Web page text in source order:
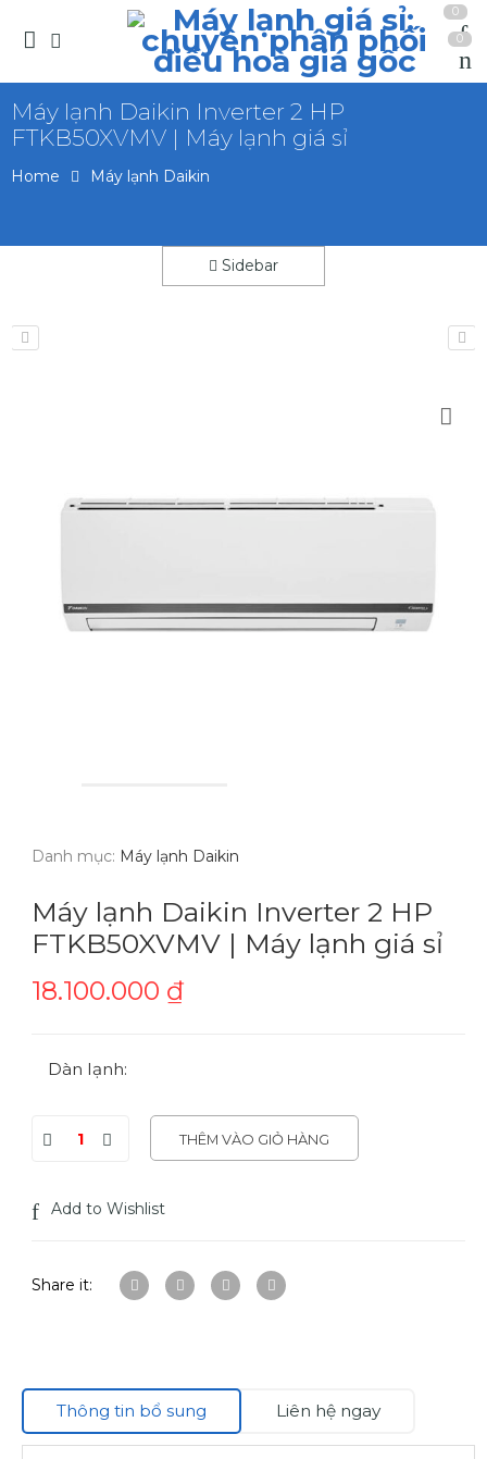
0
0
Máy lạnh Daikin Inverter 2 HP
FTKB50XVMV | Máy lạnh giá sỉ
Home Máy lạnh Daikin
Sidebar
Danh mục: Máy lạnh Daikin
Máy lạnh Daikin Inverter 2 HP
FTKB50XVMV | Máy lạnh giá sỉ
18.100.000 ₫
Dàn lạnh:
THÊM VÀO GIỎ HÀNG
Add to Wishlist
Share it:
Thông tin bổ sung Liên hệ ngay